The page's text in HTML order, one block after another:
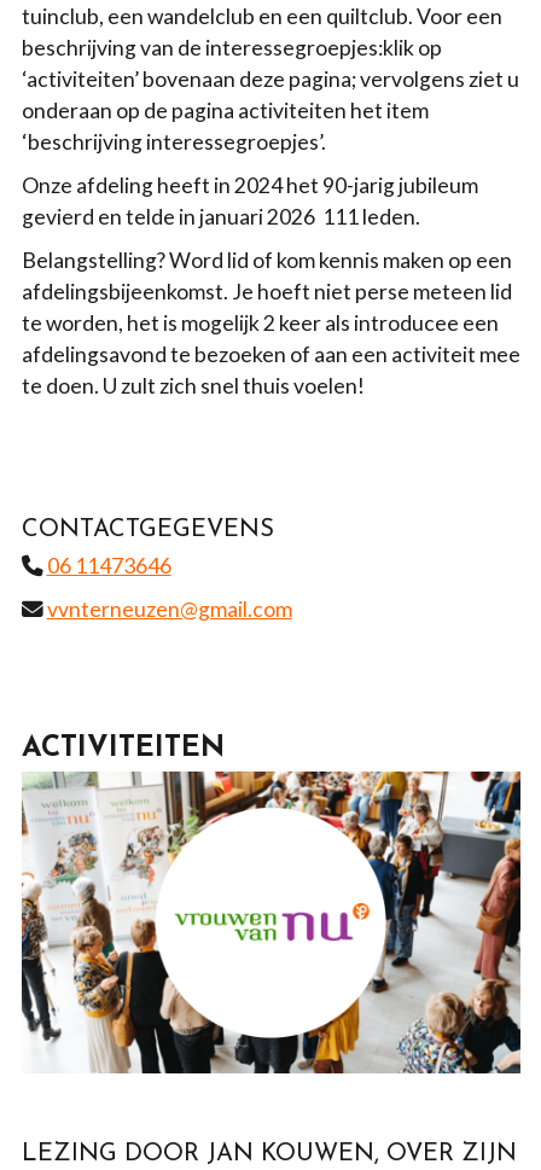
tuinclub, een wandelclub en een quiltclub. Voor een
beschrijving van de interessegroepjes:klik op
‘activiteiten’ bovenaan deze pagina; vervolgens ziet u
onderaan op de pagina activiteiten het item
‘beschrijving interessegroepjes’.
Onze afdeling heeft in 2024 het 90-jarig jubileum
gevierd en telde in januari 2026 111 leden.
Belangstelling? Word lid of kom kennis maken op een
afdelingsbijeenkomst. Je hoeft niet perse meteen lid
te worden, het is mogelijk 2 keer als introducee een
afdelingsavond te bezoeken of aan een activiteit mee
te doen. U zult zich snel thuis voelen!
CONTACTGEGEVENS
06 11473646
vvnterneuzen@gmail.com
ACTIVITEITEN
LEZING DOOR JAN KOUWEN, OVER ZIJN